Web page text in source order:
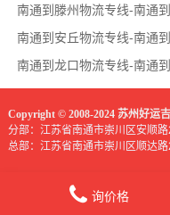
南通到滕州物流专线-南通
南通到安丘物流专线-南通
南通到龙口物流专线-南通
Copyright © 2008-2024 苏州好运
分部：江苏省南通市崇川区安顺
总部：江苏省南通市崇川区顺达
询价格